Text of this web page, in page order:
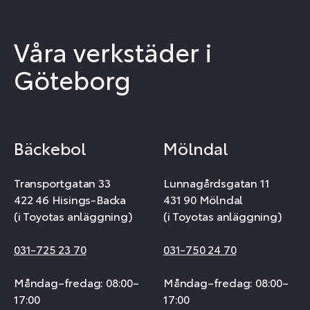
Våra verkstäder i
Göteborg
Bäckebol
Transportgatan 33
422 46 Hisings-Backa
(i Toyotas anläggning)
031-725 23 70
Måndag–fredag: 08:00–
17:00
Mölndal
Lunnagårdsgatan 11
431 90 Mölndal
(i Toyotas anläggning)
031-750 24 70
Måndag–fredag: 08:00–
17:00